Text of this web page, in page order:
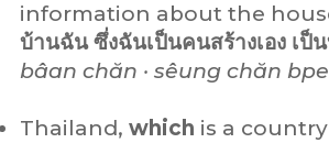
information about the
บ้านฉัน ซึ่งฉันเป็นคนสร้างเอง เป็
bâan chăn · sêung chăn
Thailand,which is a